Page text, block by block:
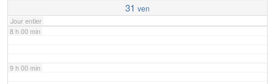
31 ven
Jour entier
8 h 00 min
9 h 00 min